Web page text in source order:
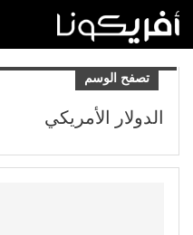
تصفح الوسم
الدولار الأمريكي